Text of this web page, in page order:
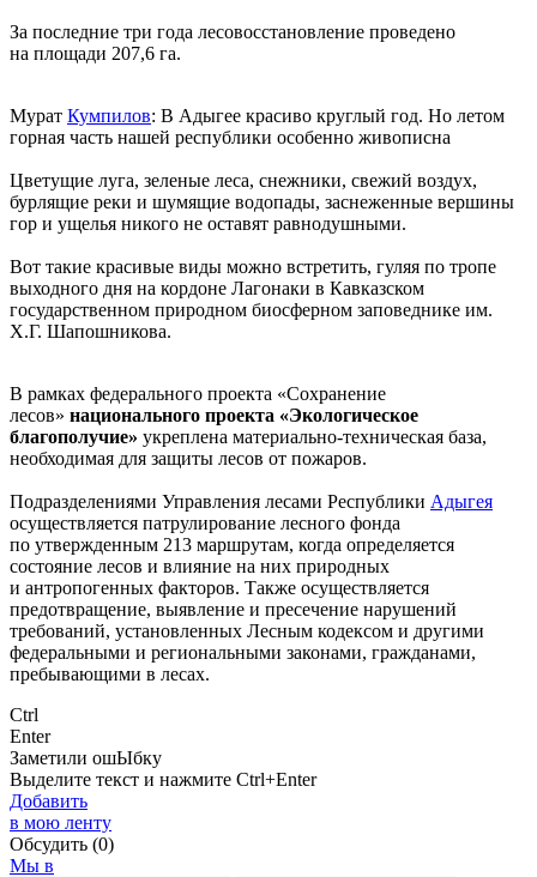
За последние три года лесовосстановление проведено
на площади 207,6 га.
Мурат Кумпилов: В Адыгее красиво круглый год. Но летом
горная часть нашей республики особенно живописна
Цветущие луга, зеленые леса, снежники, свежий воздух,
бурлящие реки и шумящие водопады, заснеженные вершины
гор и ущелья никого не оставят равнодушными.
Вот такие красивые виды можно встретить, гуляя по тропе
выходного дня на кордоне Лагонаки в Кавказском
государственном природном биосферном заповеднике им.
Х.Г. Шапошникова.
В рамках федерального проекта «Сохранение
лесов» национального проекта «Экологическое
благополучие» укреплена материально-техническая база,
необходимая для защиты лесов от пожаров.
Подразделениями Управления лесами Республики Адыгея
осуществляется патрулирование лесного фонда
по утвержденным 213 маршрутам, когда определяется
состояние лесов и влияние на них природных
и антропогенных факторов. Также осуществляется
предотвращение, выявление и пресечение нарушений
требований, установленных Лесным кодексом и другими
федеральными и региональными законами, гражданами,
пребывающими в лесах.
Ctrl
Enter
Заметили ошЫбку
Выделите текст и нажмите Ctrl+Enter
Добавить
в мою ленту
Обсудить (0)
Мы в